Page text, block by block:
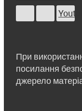
При
посилання
джерело